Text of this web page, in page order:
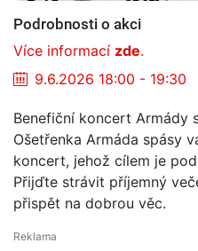
Podrobnosti o akci
Více informací zde.
9.6.2026 18:00 - 19:30
Benefiční koncert Armády
Ošetřenka Armáda spásy
koncert, jehož cílem je
Přijďte strávit příjemný
přispět na dobrou věc.